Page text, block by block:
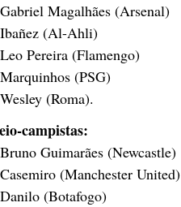
Magalhães (Arsenal)
(Al-Ahli)
Pereira (Flamengo)
(PSG)
(Roma).
campistas:
Guimarães (Newcastle)
(Manchester United)
(Botafogo)